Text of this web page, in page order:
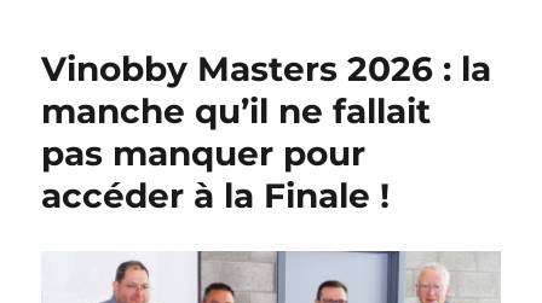
Vinobby Masters 2026 : la
manche qu’il ne fallait
pas manquer pour
accéder à la Finale !